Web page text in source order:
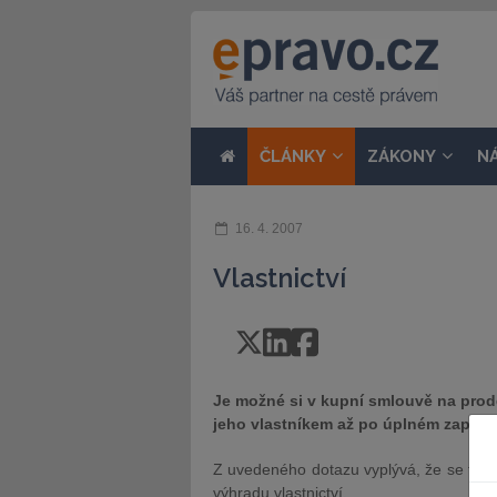
ČLÁNKY ZÁKONY
16. 4. 2007
Vlastnictví
Je možné si v kupní smlouvě na
jeho vlastníkem až po úplném
Z uvedeného dotazu vyplývá, že se
výhradu vlastnictví.